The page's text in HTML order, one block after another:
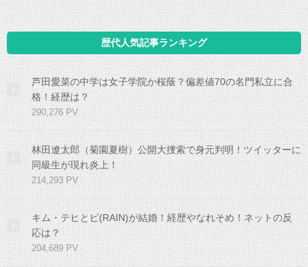
歴代人気記事ランキング
芦田愛菜の中学は女子学院か桜蔭？偏差値70の名門私立に合
格！経歴は？
290,276 PV
林田遼太郎（菊園夏樹）公開大捜索で身元判明！ツイッターに
同級生が現れ炎上！
214,293 PV
キム・テヒとピ(RAIN)が結婚！経歴やなれそめ！ネットの反
応は？
204,689 PV